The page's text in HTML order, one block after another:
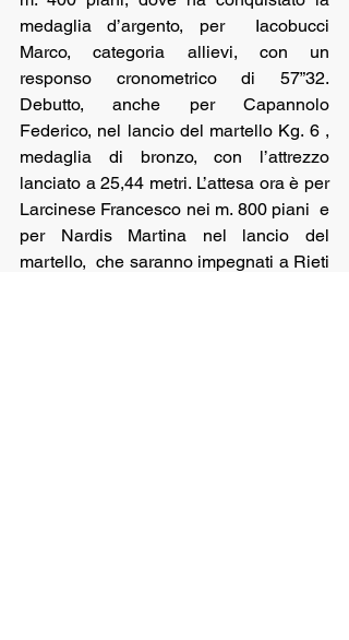
medaglia d’argento, per  Iacobucci
Marco, categoria allievi, con un
responso cronometrico di 57”32.
Debutto, anche per Capannolo
Federico, nel lancio del martello Kg. 6 ,
medaglia di bronzo, con l’attrezzo
lanciato a 25,44 metri. L’attesa ora è per
Larcinese Francesco nei m. 800 piani  e
per Nardis Martina nel lancio del
martello,  che saranno impegnati a Rieti